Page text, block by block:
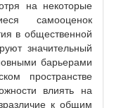
на некоторые
самооценок
в общественной
значительный
барьерами
пространстве
влиять на
к общим